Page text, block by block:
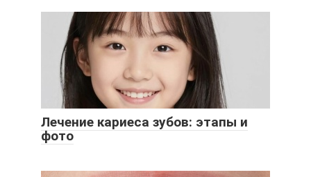
Лечение кариеса зубов: этапы и
фото